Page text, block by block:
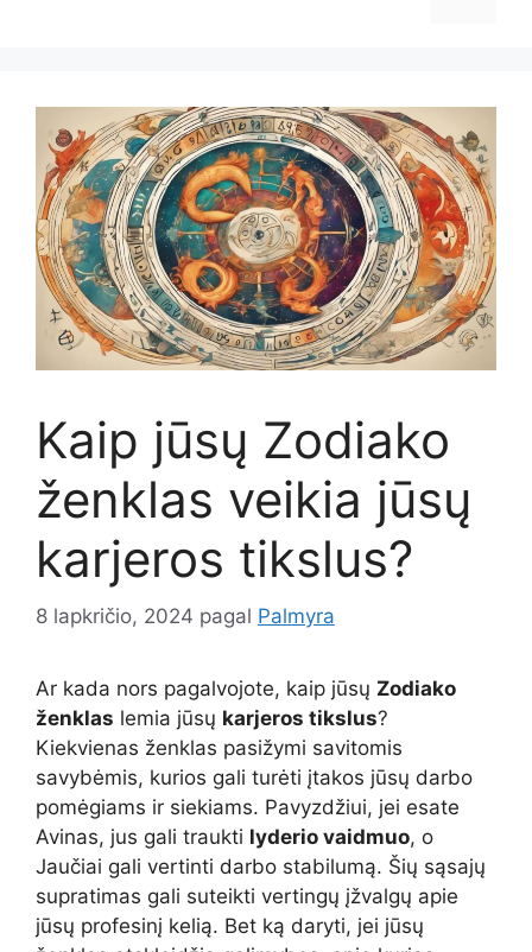
Kaip jūsų Zodiako
ženklas veikia jūsų
karjeros tikslus?
8 lapkričio, 2024 pagal Palmyra
Ar kada nors pagalvojote, kaip jūsų Zodiako
ženklas lemia jūsų karjeros tikslus?
Kiekvienas ženklas pasižymi savitomis
savybėmis, kurios gali turėti įtakos jūsų darbo
pomėgiams ir siekiams. Pavyzdžiui, jei esate
Avinas, jus gali traukti lyderio vaidmuo, o
Jaučiai gali vertinti darbo stabilumą. Šių sąsajų
supratimas gali suteikti vertingų įžvalgų apie
jūsų profesinį kelią. Bet ką daryti, jei jūsų